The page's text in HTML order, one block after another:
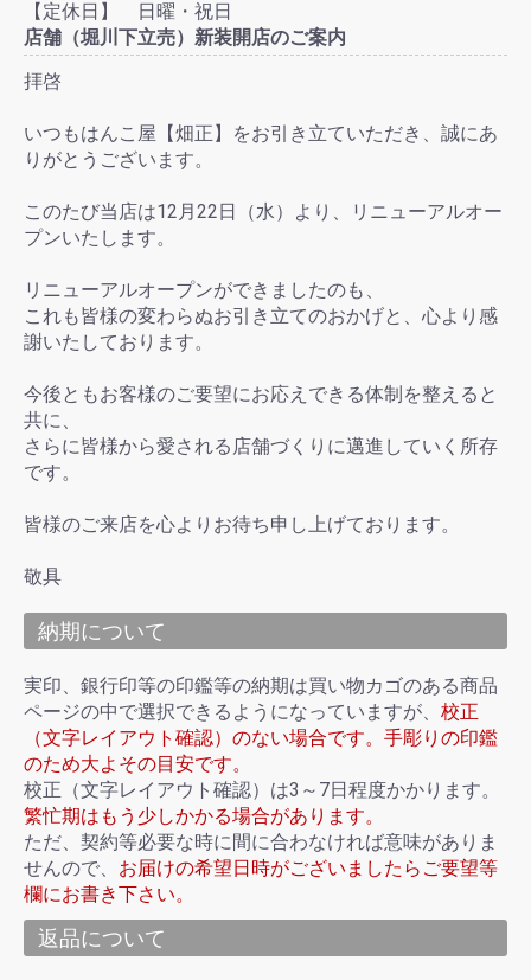
【定休日】 日曜・祝日
店舗（堀川下立売）新装開店のご案内
拝啓
いつもはんこ屋【畑正】をお引き立ていただき、誠にあ
りがとうございます。
このたび当店は12月22日（水）より、リニューアルオー
プンいたします。
リニューアルオープンができましたのも、
これも皆様の変わらぬお引き立てのおかげと、心より感
謝いたしております。
今後ともお客様のご要望にお応えできる体制を整えると
共に、
さらに皆様から愛される店舗づくりに邁進していく所存
です。
皆様のご来店を心よりお待ち申し上げております。
敬具
納期について
実印、銀行印等の印鑑等の納期は買い物カゴのある商品
ページの中で選択できるようになっていますが、 校正
（文字レイアウト確認）のない場合です。手彫りの印鑑
のため大よその目安です。
校正（文字レイアウト確認）は3～7日程度かかります。
繁忙期はもう少しかかる場合があります。
ただ、契約等必要な時に間に合わなければ意味がありま
せんので、 お届けの希望日時がございましたらご要望等
欄にお書き下さい。
返品について